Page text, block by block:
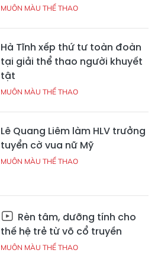
MUÔN MÀU THỂ THAO
Hà Tĩnh xếp thứ tư toàn đoàn
tại giải thể thao người khuyết
tật
MUÔN MÀU THỂ THAO
Lê Quang Liêm làm HLV trưởng
tuyển cờ vua nữ Mỹ
MUÔN MÀU THỂ THAO
Rèn tâm, dưỡng tính cho
thế hệ trẻ từ võ cổ truyền
MUÔN MÀU THỂ THAO